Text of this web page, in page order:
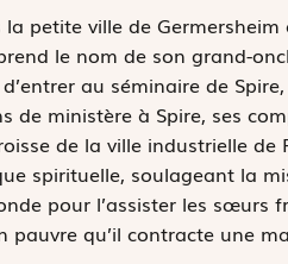
petite ville de
le nom de son grand-
au séminaire de
de ministère à Spire, ses
de la ville industrielle de
spirituelle, soulageant la
pour l’assister les sœurs
qu’il contracte une